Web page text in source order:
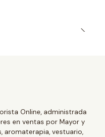
Online, administrada
en ventas por Mayor y
vestuario,